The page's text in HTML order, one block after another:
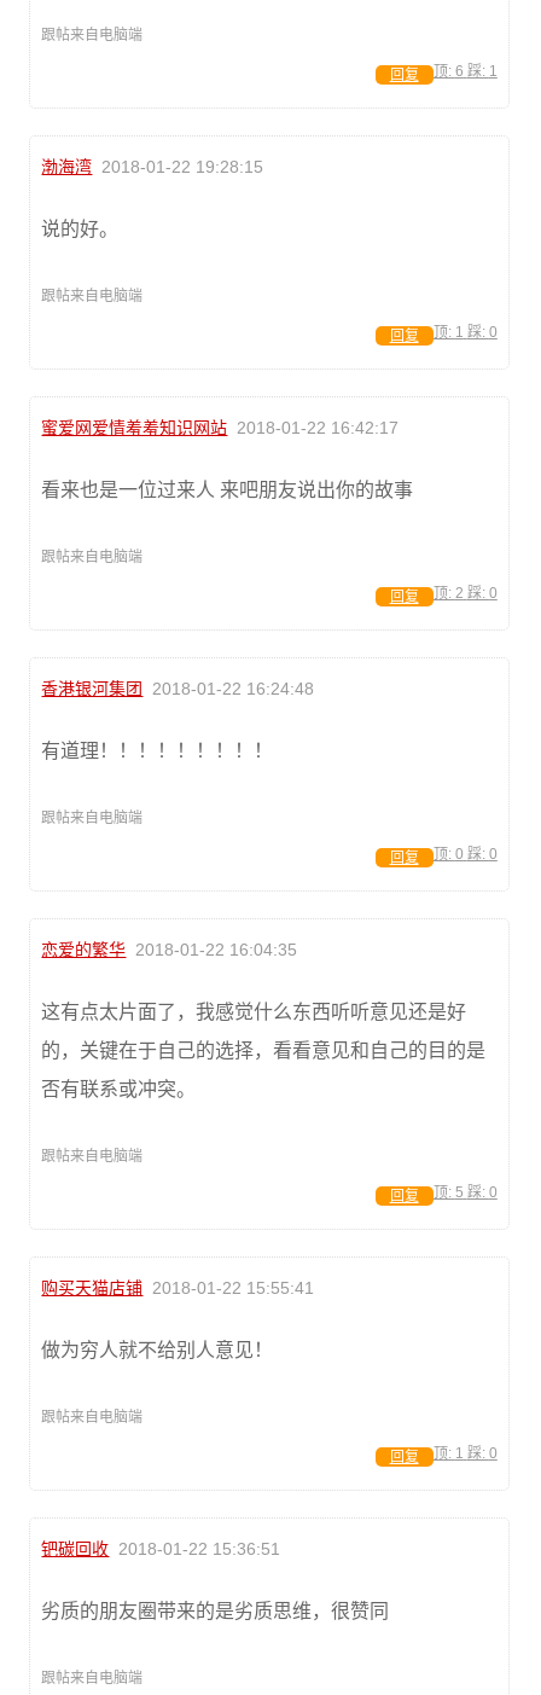
跟帖来自电脑端
顶: 6 踩: 1
回复
渤海湾 2018-01-22 19:28:15
说的好。
跟帖来自电脑端
顶: 1 踩: 0
回复
蜜爱网爱情羞羞知识网站 2018-01-22 16:42:17
看来也是一位过来人 来吧朋友说出你的故事
跟帖来自电脑端
顶: 2 踩: 0
回复
香港银河集团 2018-01-22 16:24:48
有道理！！！！！！！！！
跟帖来自电脑端
顶: 0 踩: 0
回复
恋爱的繁华 2018-01-22 16:04:35
这有点太片面了，我感觉什么东西听听意见还是好
的，关键在于自己的选择，看看意见和自己的目的是
否有联系或冲突。
跟帖来自电脑端
顶: 5 踩: 0
回复
购买天猫店铺 2018-01-22 15:55:41
做为穷人就不给别人意见！
跟帖来自电脑端
顶: 1 踩: 0
回复
钯碳回收 2018-01-22 15:36:51
劣质的朋友圈带来的是劣质思维，很赞同
跟帖来自电脑端